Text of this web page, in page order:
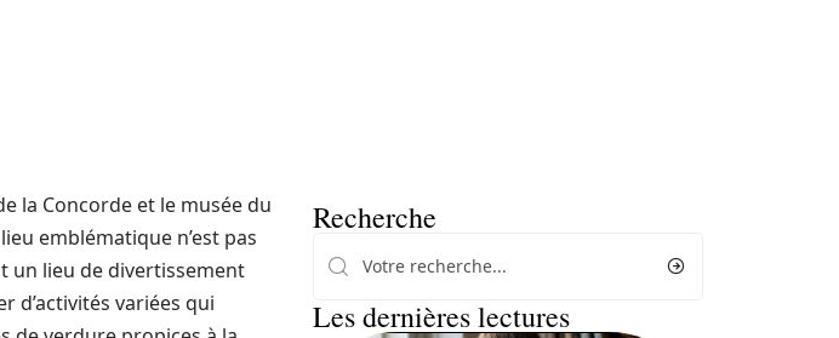
la Concorde et le musée du
emblématique n’est pas
un lieu de divertissement
d’activités variées qui
Recherche
Les dernières lectures